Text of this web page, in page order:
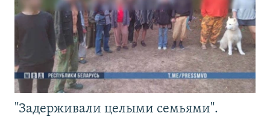
"Задерживали целыми семьями".